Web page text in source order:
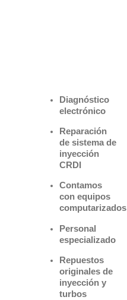
Diagnóstico
electrónico
Reparación
de sistema de
inyección
CRDI
Contamos
con equipos
computarizados
Personal
especializado
Repuestos
originales de
inyección y
turbos